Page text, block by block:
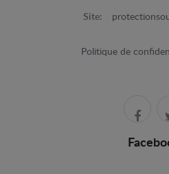
Site:
Politique de